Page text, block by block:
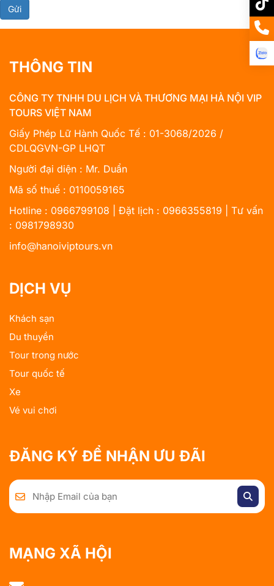
Gửi
THÔNG TIN
CÔNG TY TNHH DU LỊCH VÀ THƯƠNG MẠI HÀ NỘI VIP
TOURS VIỆT NAM
Giấy Phép Lữ Hành Quốc Tế : 01-3068/2026 /
CDLQGVN-GP LHQT
Người đại diện : Mr. Duẩn
Mã số thuế : 0110059165
Hotline : 0966799108 | Đặt lịch : 0966355819 | Tư vấn
: 0981798930
info@hanoiviptours.vn
DỊCH VỤ
Khách sạn
Du thuyền
Tour trong nước
Tour quốc tế
Xe
Vé vui chơi
ĐĂNG KÝ ĐỂ NHẬN ƯU ĐÃI
MẠNG XÃ HỘI